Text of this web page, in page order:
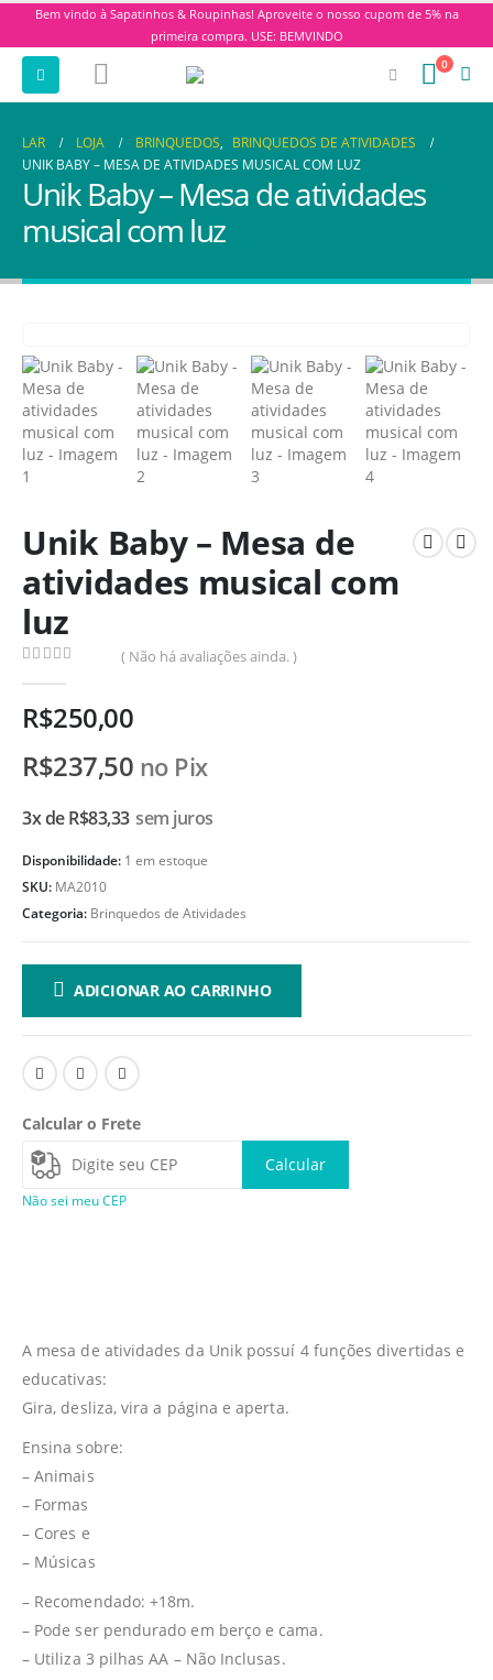
Bem vindo à Sapatinhos & Roupinhas! Aproveite o nosso cupom de 5% na
primeira compra. USE: BEMVINDO
0
LAR LOJA BRINQUEDOS, BRINQUEDOS DE ATIVIDADES
UNIK BABY – MESA DE ATIVIDADES MUSICAL COM LUZ
Unik Baby – Mesa de atividades
musical com luz
Unik Baby – Mesa de
atividades musical com
luz
( Não há avaliações ainda. )
R$250,00
R$237,50 no Pix
3x deR$83,33 sem juros
Disponibilidade: 1 em estoque
SKU: MA2010
Categoria: Brinquedos de Atividades
ADICIONAR AO CARRINHO
Calcular o Frete
Calcular
Não sei meu CEP
A mesa de atividades da Unik possuí 4 funções divertidas e
educativas:
Gira, desliza, vira a página e aperta.
Ensina sobre:
– Animais
– Formas
– Cores e
– Músicas
– Recomendado: +18m.
– Pode ser pendurado em berço e cama.
– Utiliza 3 pilhas AA – Não Inclusas.